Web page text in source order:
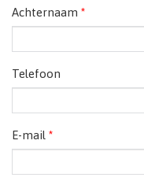
Achternaam *
Telefoon
E-mail *